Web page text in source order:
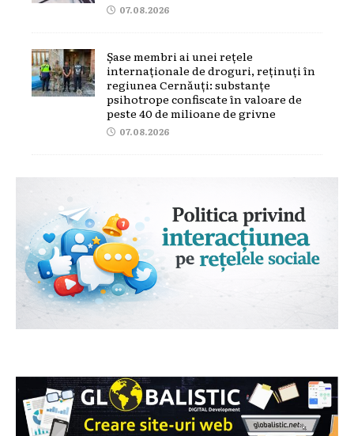
07.08.2026
Șase membri ai unei rețele
internaționale de droguri, reținuți în
regiunea Cernăuți: substanțe
psihotrope confiscate în valoare de
peste 40 de milioane de grivne
07.08.2026